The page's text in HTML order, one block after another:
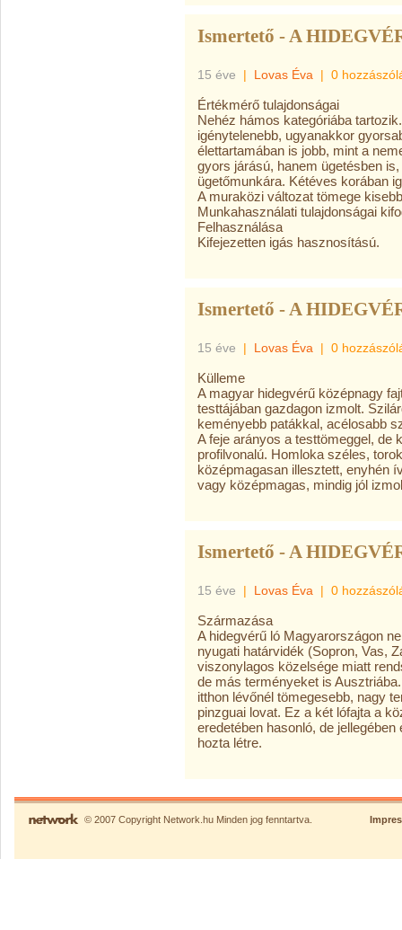
Ismertető - A
15 éve | Lovas Éva | 0
Értékmérő tulajdonságai
Nehéz hámos kategóriába
igénytelenebb, ugyanakkor
élettartamában is jobb, mint a
gyors járású, hanem ügetésben
ügetőmunkára. Kétéves korában
A muraközi változat tömege
Munkahasználati tulajdonságai
Felhasználása
Kifejezetten igás hasznosítású.
Ismertető - A
15 éve | Lovas Éva | 0
Külleme
A magyar hidegvérű középnagy
testtájában gazdagon izmolt.
keményebb patákkal, acélosabb
A feje arányos a testtömeggel, de
profilvonalú. Homloka széles,
középmagasan illesztett, enyhén
vagy középmagas, mindig jól
Ismertető - A
15 éve | Lovas Éva | 0
Származása
A hidegvérű ló Magyarországon
nyugati határvidék (Sopron, Vas,
viszonylagos közelsége miatt
de más terményeket is
itthon lévőnél tömegesebb, nagy
pinzguai lovat. Ez a két lófajta a
eredetében hasonló, de
hozta létre.
© 2007 Copyright Network.hu Minden jog fenntartva.